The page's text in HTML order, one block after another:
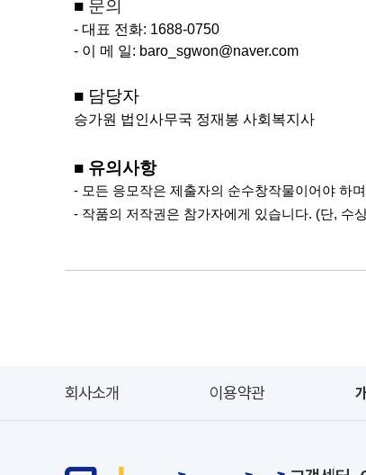
■ 문의
- 대표 전화: 1688-0750
- 이 메 일: baro_sgwon@naver.com
■ 담당자
승가원 법인사무국 정재봉 사회복지사
■ 유의사항
- 모든 응모작은 제출자의 순수창작물이어야 하며
- 작품의 저작권은 참가자에게 있습니다. (단, 수
회사소개 이용약관